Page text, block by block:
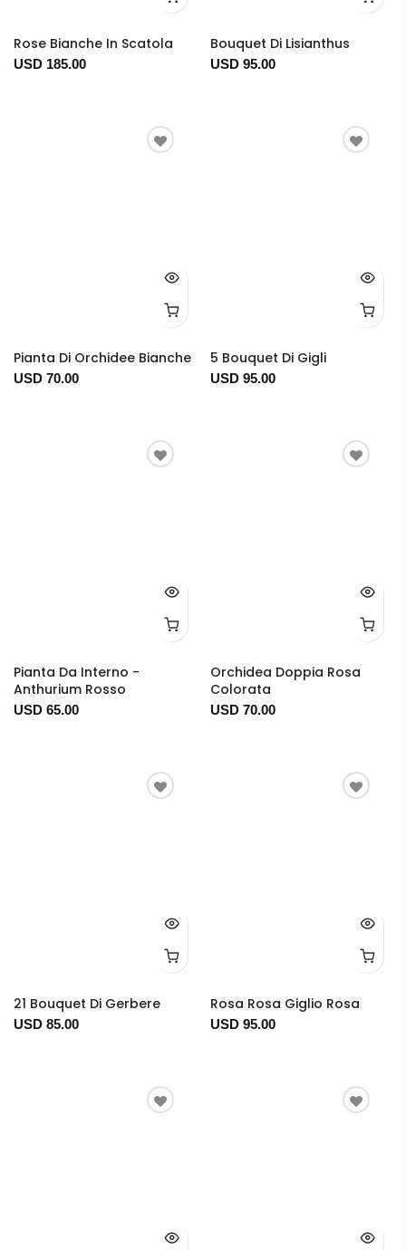
Rose Bianche In Scatola
USD 185.00
Bouquet Di Lisianthus
USD 95.00
Pianta Di Orchidee Bianche
USD 70.00
5 Bouquet Di Gigli
USD 95.00
Pianta Da Interno -
Anthurium Rosso
USD 65.00
Orchidea Doppia Rosa
Colorata
USD 70.00
21 Bouquet Di Gerbere
USD 85.00
Rosa Rosa Giglio Rosa
USD 95.00